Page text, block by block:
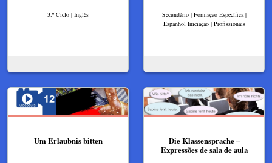
3.º Ciclo | Inglês
Secundário | Formação Específica |
Espanhol Iniciação | Profissionais
Um Erlaubnis bitten
Die Klassensprache –
Expressões de sala de aula